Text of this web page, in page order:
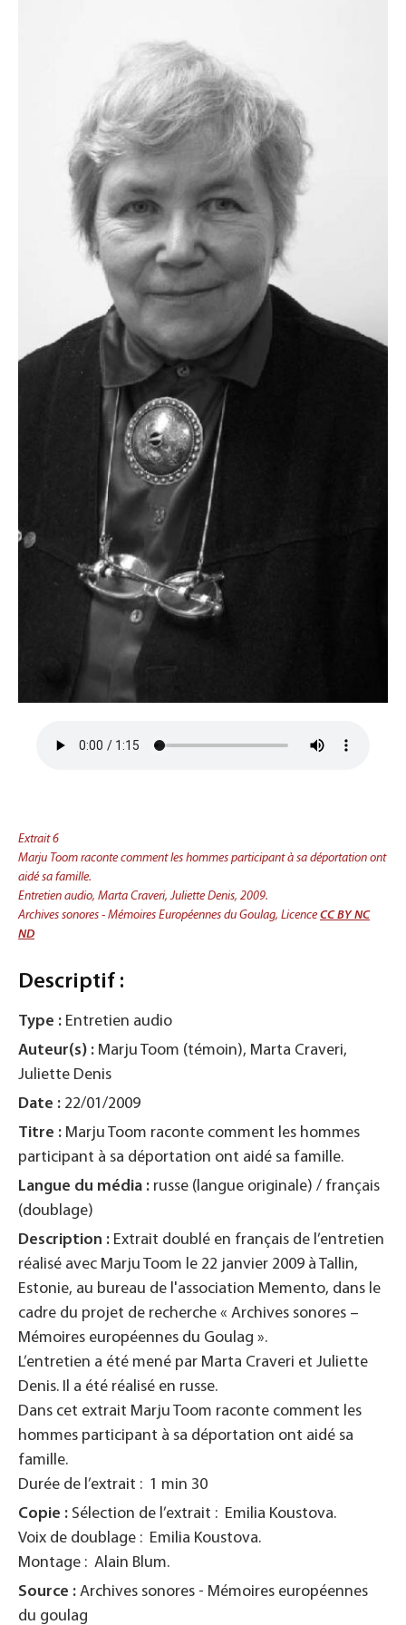
Extrait 6
Marju Toom raconte comment les hommes participant à sa déportation ont
aidé sa famille.
Entretien audio, Marta Craveri, Juliette Denis, 2009.
Archives sonores - Mémoires Européennes du Goulag, Licence CC BY NC
ND
Descriptif :
Type : Entretien audio
Auteur(s) : Marju Toom (témoin), Marta Craveri,
Juliette Denis
Date : 22/01/2009
Titre : Marju Toom raconte comment les hommes
participant à sa déportation ont aidé sa famille.
Langue du média : russe (langue originale) / français
(doublage)
Description : Extrait doublé en français de l’entretien
réalisé avec Marju Toom le 22 janvier 2009 à Tallin,
Estonie, au bureau de l'association Memento, dans le
cadre du projet de recherche « Archives sonores –
Mémoires européennes du Goulag ».
L’entretien a été mené par Marta Craveri et Juliette
Denis. Il a été réalisé en russe.
Dans cet extrait Marju Toom raconte comment les
hommes participant à sa déportation ont aidé sa
famille.
Durée de l’extrait : 1 min 30
Copie : Sélection de l’extrait : Emilia Koustova.
Voix de doublage : Emilia Koustova.
Montage : Alain Blum.
Source : Archives sonores - Mémoires européennes
du goulag